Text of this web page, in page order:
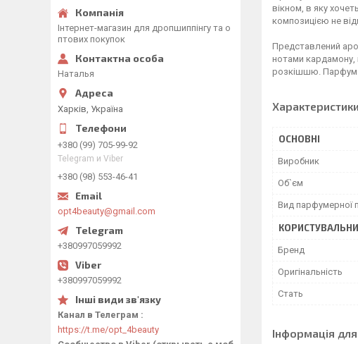
вікном, в яку
композицією не
Представлений
нотами кардамону,
розкішшю. Парфум
Характеристики
ОСНОВНІ
Виробник
Об`єм
Вид парфумерної
Бренд
Оригінальність
Стать
Інформація
Інтернет-магазин для дропшиппінгу та о
птових покупок
Наталья
Харків, Україна
+380 (99) 705-99-92
Telegram и Viber
+380 (98) 553-46-41
opt4beauty@gmail.com
+380997059992
+380997059992
Канал в Телеграм
https://t.me/opt_4beauty